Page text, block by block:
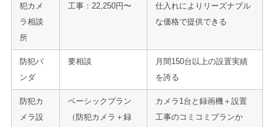
犯カメ
ラ相談
所
工事：22,250円〜
仕入れによりリーズナブル
な価格で提供できる
防犯パ
ンダ
要相談
月間150台以上の設置実績
を誇る
防犯カ
メラ設
ベーシックプラン
（防犯カメラ＋録
カメラ1台と録画機＋設置
工事のコミコミプランか